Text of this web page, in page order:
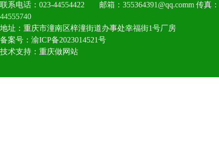
联系电话：023-44554422
邮箱：355364391@qq.comm传真
44555740
地址：重庆市潼南区梓潼街道办事处幸福街1号厂房
备案号：渝ICP备2023014521号
技术支持： 重庆做网站